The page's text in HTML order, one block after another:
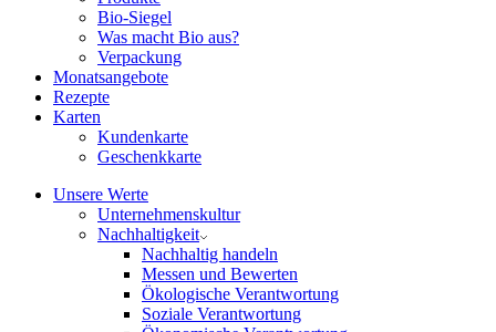
Bio-Siegel
Was macht Bio aus?
Verpackung
Monatsangebote
Rezepte
Karten
Kundenkarte
Geschenkkarte
Unsere Werte
Unternehmenskultur
Nachhaltigkeit
Nachhaltig handeln
Messen und Bewerten
Ökologische Verantwortung
Soziale Verantwortung